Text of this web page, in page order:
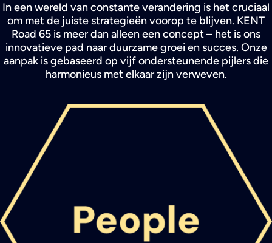
Search
In een wereld van constante verandering is het cruciaal
om met de juiste strategieën voorop te blijven. KENT
Road 65 is meer dan alleen een concept – het is ons
innovatieve pad naar duurzame groei en succes. Onze
aanpak is gebaseerd op vijf ondersteunende pijlers die
harmonieus met elkaar zijn verweven.